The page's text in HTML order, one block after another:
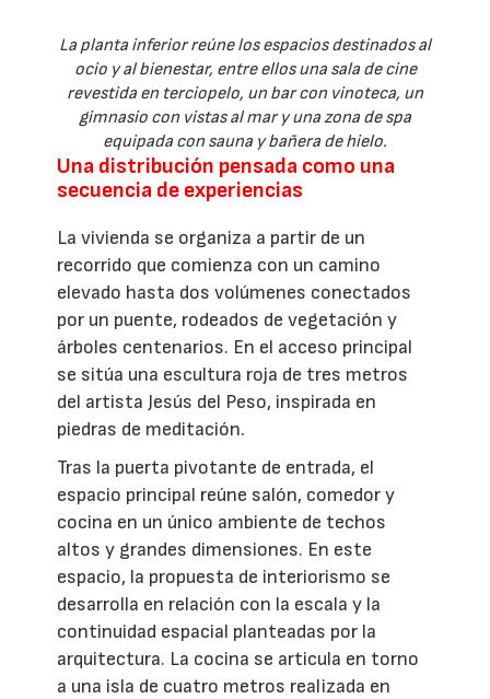
La planta inferior reúne los espacios destinados al
ocio y al bienestar, entre ellos una sala de cine
revestida en terciopelo, un bar con vinoteca, un
gimnasio con vistas al mar y una zona de spa
equipada con sauna y bañera de hielo.
Una distribución pensada como una
secuencia de experiencias
La vivienda se organiza a partir de un
recorrido que comienza con un camino
elevado hasta dos volúmenes conectados
por un puente, rodeados de vegetación y
árboles centenarios. En el acceso principal
se sitúa una escultura roja de tres metros
del artista Jesús del Peso, inspirada en
piedras de meditación.
Tras la puerta pivotante de entrada, el
espacio principal reúne salón, comedor y
cocina en un único ambiente de techos
altos y grandes dimensiones. En este
espacio, la propuesta de interiorismo se
desarrolla en relación con la escala y la
continuidad espacial planteadas por la
arquitectura. La cocina se articula en torno
a una isla de cuatro metros realizada en